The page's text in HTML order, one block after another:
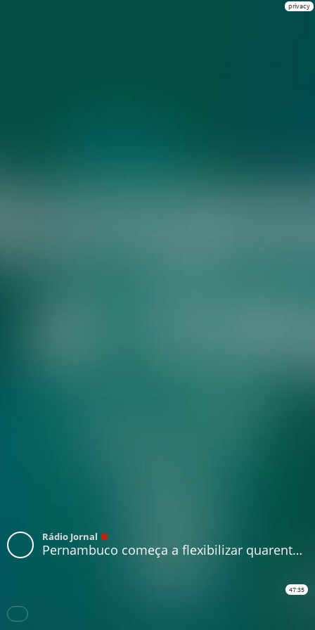
privacy
Rádio Jornal
Pernambuco começa a flexibilizar quarentena e reabrir a economia
47:35